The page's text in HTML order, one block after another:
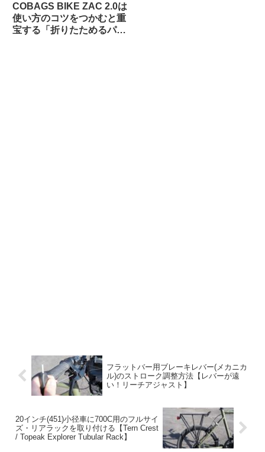
COBAGS BIKE ZAC 2.0は
使い方のコツをつかむと重
宝する「折りたためるパニ
フラットバー用ブレーキレバー(メカニカ
ル)のストローク調整方法【レバーが遠
い！リーチアジャスト】
20インチ(451)小径車に700C用のフルサイ
ズ・リアラックを取り付ける【Tern Crest
/ Topeak Explorer Tubular Rack】